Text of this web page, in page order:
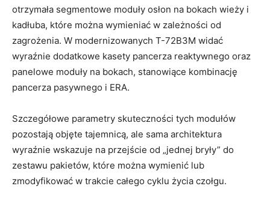
otrzymała segmentowe moduły osłon na bokach wieży i
kadłuba, które można wymieniać w zależności od
zagrożenia. W modernizowanych T-72B3M widać
wyraźnie dodatkowe kasety pancerza reaktywnego oraz
panelowe moduły na bokach, stanowiące kombinację
pancerza pasywnego i ERA.
Szczegółowe parametry skuteczności tych modułów
pozostają objęte tajemnicą, ale sama architektura
wyraźnie wskazuje na przejście od „jednej bryły” do
zestawu pakietów, które można wymienić lub
zmodyfikować w trakcie całego cyklu życia czołgu.